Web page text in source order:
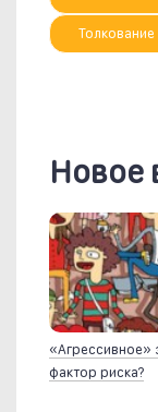
Новое
«Агрессивное»
фактор риска?